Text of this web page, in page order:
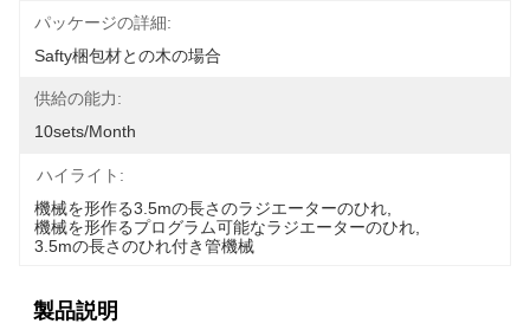
パッケージの詳細:
Safty梱包材との木の場合
供給の能力:
10sets/month
ハイライト:
機械を形作る3.5mの長さのラジエーターのひれ
機械を形作るプログラム可能なラジエーターのひれ
3.5mの長さのひれ付き管機械
製品説明